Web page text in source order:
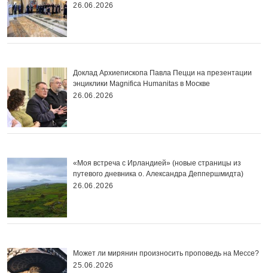
26.06.2026
Доклад Архиепископа Павла Пецци на презентации
энциклики Magnifica Нumanitas в Москве
26.06.2026
«Моя встреча с Ирландией» (новые страницы из
путевого дневника о. Александра Деппершмидта)
26.06.2026
Может ли мирянин произносить проповедь на Мессе?
25.06.2026